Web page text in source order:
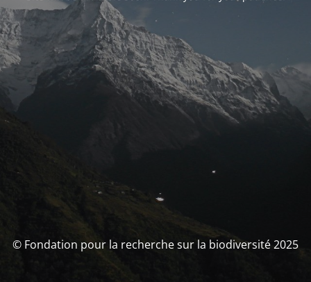
© Fondation pour la recherche sur la biodiversité 2025